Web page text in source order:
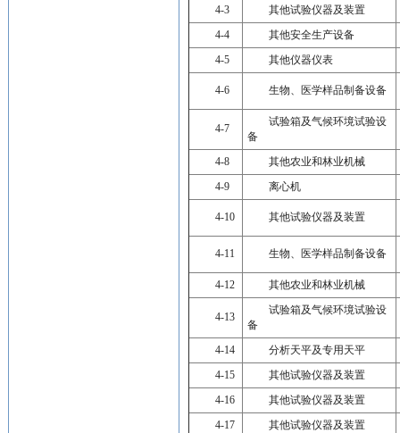
4-3
其他试验仪器及装置
4-4
其他安全生产设备
4-5
其他仪器仪表
4-6 生物、医学样品制备设备
4-7
试验箱及气候环境试验设
备
4-8
其他农业和林业机械
4-9
离心机
4-10 其他试验仪器及装置
4-11 生物、医学样品制备设备
4-12 其他农业和林业机械
4-13
试验箱及气候环境试验设
备
4-14
分析天平及专用天平
4-15
其他试验仪器及装置
4-16
其他试验仪器及装置
4-17
其他试验仪器及装置